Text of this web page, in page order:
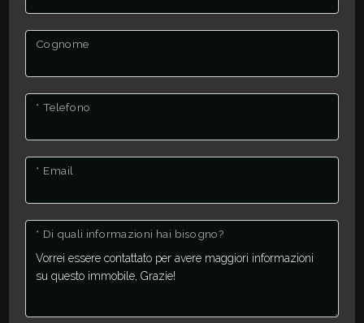
Cognome
* Telefono
* Email
* Di quali informazioni hai bisogno?
3
4
5
opzioni
multiscelta